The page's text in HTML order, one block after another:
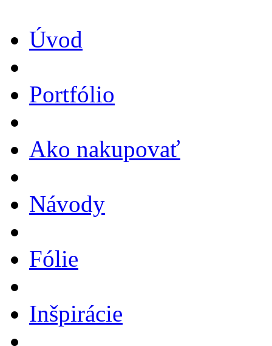
Úvod
Portfólio
Ako nakupovať
Návody
Fólie
Inšpirácie